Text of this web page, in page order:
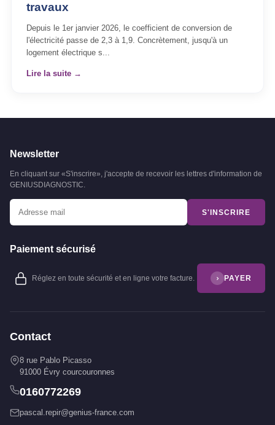
travaux
Depuis le 1er janvier 2026, le coefficient de conversion de
l'électricité passe de 2,3 à 1,9. Concrètement, jusqu'à un
logement électrique s...
Lire la suite →
Newsletter
En cliquant sur «S'inscrire», j'accepte de recevoir les lettres d'information de
GENIUSDIAGNOSTIC.
S'INSCRIRE
Paiement sécurisé
Réglez en toute sécurité et en ligne votre facture. PAYER
Contact
8 rue Pablo Picasso
91000 Évry courcouronnes
0160772269
pascal.repir@genius-france.com